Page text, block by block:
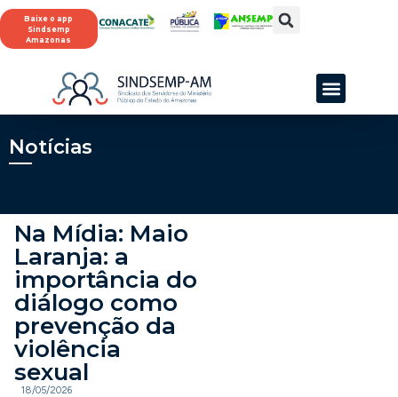
Baixe o app
Sindsemp
Amazonas
Notícias
Na Mídia: Maio
Laranja: a
importância do
diálogo como
prevenção da
violência
sexual
18/05/2026